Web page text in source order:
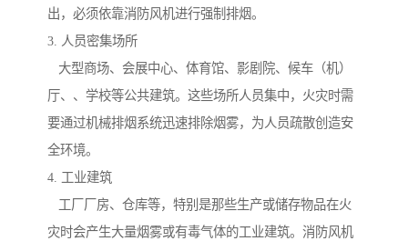
出，必须依靠消防风机进行强制排烟。
3. 人员密集场所
大型商场、会展中心、体育馆、影剧院、候车（机）
厅、、学校等公共建筑。这些场所人员集中，火灾时需
要通过机械排烟系统迅速排除烟雾，为人员疏散创造安
全环境。
4. 工业建筑
工厂厂房、仓库等，特别是那些生产或储存物品在火
灾时会产生大量烟雾或有毒气体的工业建筑。消防风机